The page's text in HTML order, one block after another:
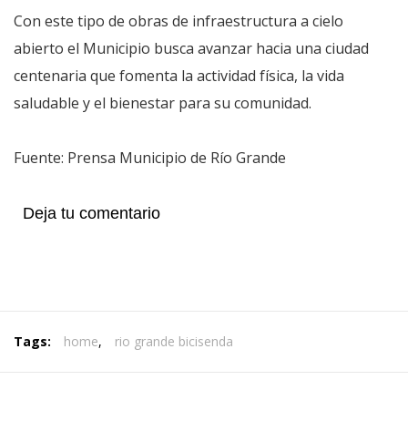
Con este tipo de obras de infraestructura a cielo
abierto el Municipio busca avanzar hacia una ciudad
centenaria que fomenta la actividad física, la vida
saludable y el bienestar para su comunidad.
Fuente: Prensa Municipio de Río Grande
Deja tu comentario
Tags: home, rio grande bicisenda